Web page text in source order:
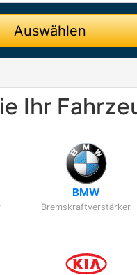
Auswählen
Ihr
BMW
Bremskraftverstärker